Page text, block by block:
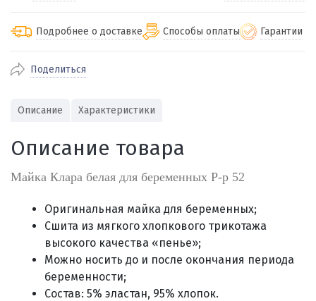
Подробнее о доставке
По Екатеринбургу бесплатная
По близлежащим городам
Отправляем во все регионы России
службами Пэк, Кит, Луч, Сдэк, Озон
доставка, Почта РФ или любой другой
Способы оплаты
Екатеринбурга и близлежащих
Через СБП при получении (для
Екатеринбурга и близлежащих
городов)
Оплата по счету для юридических лиц
Гарантии
Поделиться
Описание Характеристики
Описание товара
Майка Клара белая для беременных Р-р 52
Оригинальная майка для беременных;
Сшита из мягкого хлопкового трикотажа
высокого качества «пенье»;
Можно носить до и после окончания периода
беременности;
Состав: 5% эластан, 95% хлопок.